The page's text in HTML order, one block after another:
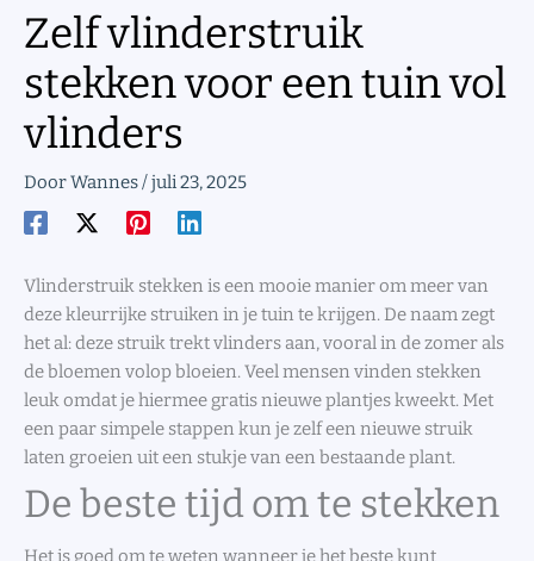
Zelf vlinderstruik
stekken voor een tuin vol
vlinders
DoorWannes/juli 23, 2025
Vlinderstruik stekken is een mooie manier om meer van
deze kleurrijke struiken in je tuin te krijgen. De naam zegt
het al: deze struik trekt vlinders aan, vooral in de zomer als
de bloemen volop bloeien. Veel mensen vinden stekken
leuk omdat je hiermee gratis nieuwe plantjes kweekt. Met
een paar simpele stappen kun je zelf een nieuwe struik
laten groeien uit een stukje van een bestaande plant.
De beste tijd om te stekken
Het is goed om te weten wanneer je het beste kunt